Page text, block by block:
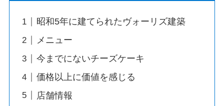
昭和5年に建てられたヴォーリズ建築
メニュー
今までにないチーズケーキ
価格以上に価値を感じる
店舗情報